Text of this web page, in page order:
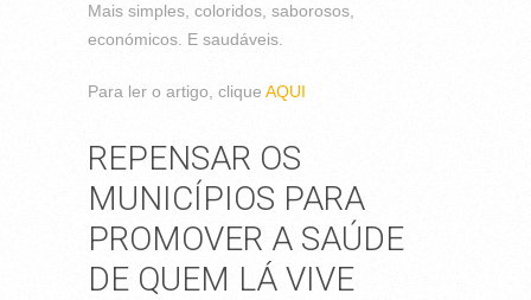
Mais simples, coloridos, saborosos,
económicos. E saudáveis.
Para ler o artigo, clique AQUI
REPENSAR OS
MUNICÍPIOS PARA
PROMOVER A SAÚDE
DE QUEM LÁ VIVE